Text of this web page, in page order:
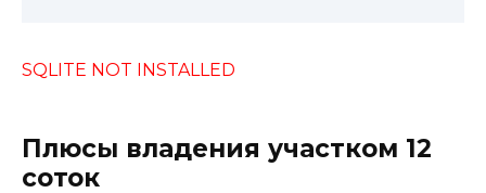
SQLITE NOT INSTALLED
Плюсы владения участком 12
соток